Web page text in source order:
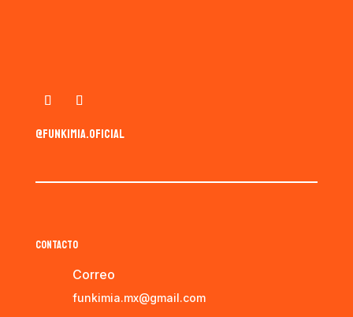
@funkimia.oficial
CONTACTO
Correo
funkimia.mx@gmail.com